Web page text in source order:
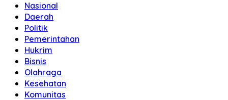
Nasional
Daerah
Politik
Pemerintahan
Hukrim
Bisnis
Olahraga
Kesehatan
Komunitas